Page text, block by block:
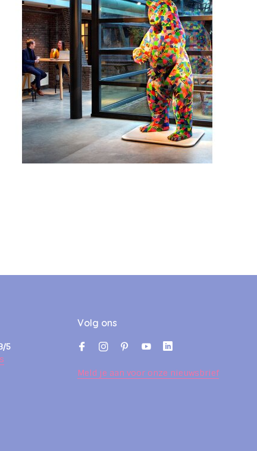
5
Volg ons
Meld je aan voor onze nieuwsbrief